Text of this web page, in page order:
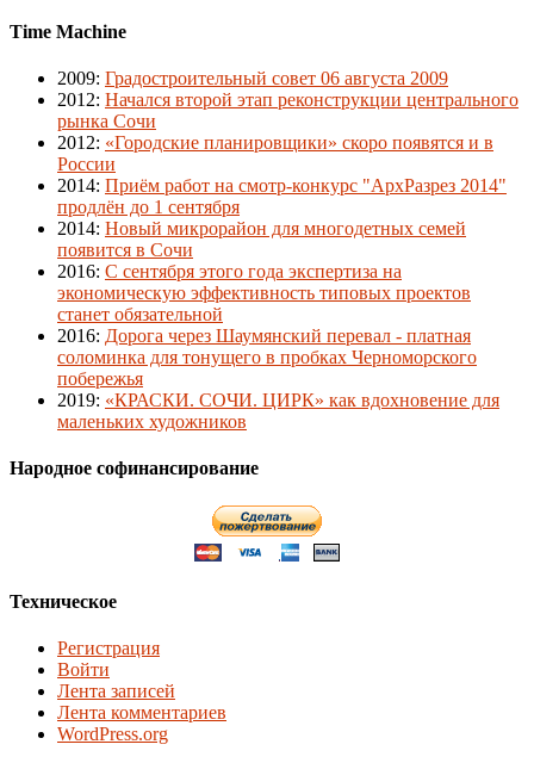
Time Machine
2009: Градостроительный совет 06 августа 2009
2012: Начался второй этап реконструкции центрального
рынка Сочи
2012: «Городские планировщики» скоро появятся и в
России
2014: Приём работ на смотр-конкурс "АрхРазрез 2014"
продлён до 1 сентября
2014: Новый микрорайон для многодетных семей
появится в Сочи
2016: С сентября этого года экспертиза на
экономическую эффективность типовых проектов
станет обязательной
2016: Дорога через Шаумянский перевал - платная
соломинка для тонущего в пробках Черноморского
побережья
2019: «КРАСКИ. СОЧИ. ЦИРК» как вдохновение для
маленьких художников
Народное софинансирование
Техническое
Регистрация
Войти
Лента записей
Лента комментариев
WordPress.org